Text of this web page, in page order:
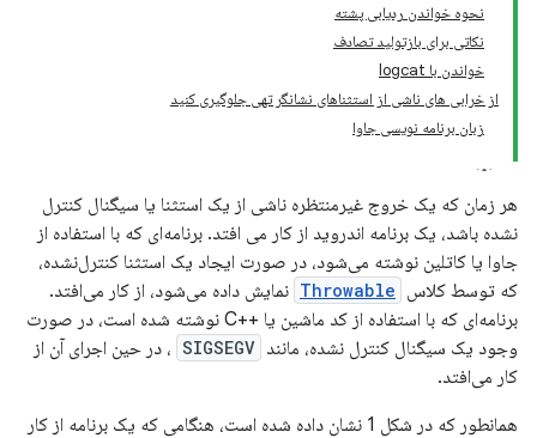
نحوه خواندن ردیابی پشته
نکاتی برای بازتولید تصادف
خواندن با logcat
از خرابی های ناشی از استثناهای نشانگر تهی جلوگیری کنید
زبان برنامه نویسی جاوا
هر زمان که یک خروج غیرمنتظره ناشی از یک استثنا یا سیگنال کنترل
نشده باشد، یک برنامه اندروید از کار می افتد. برنامه‌ای که با استفاده از
جاوا یا کاتلین نوشته می‌شود، در صورت ایجاد یک استثنا کنترل‌نشده،
که توسط کلاس Throwable نمایش داده می‌شود، از کار می‌افتد.
برنامه‌ای که با استفاده از کد ماشین یا ++C نوشته شده است، در صورت
وجود یک سیگنال کنترل نشده، مانند SIGSEGV ، در حین اجرای آن از
کار می‌افتد.
همانطور که در شکل 1 نشان داده شده است، هنگامی که یک برنامه از کار